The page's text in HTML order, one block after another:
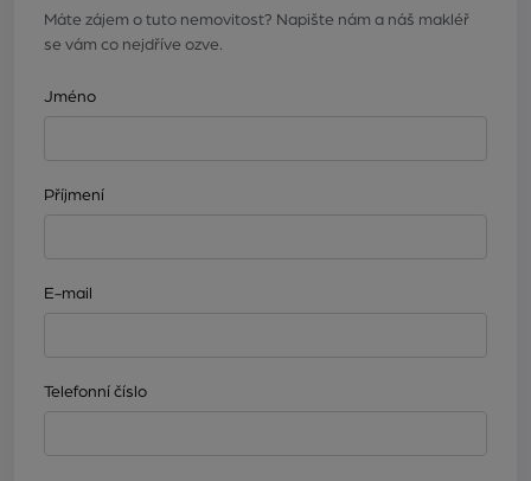
Máte zájem o tuto nemovitost? Napište nám a náš makléř
se vám co nejdříve ozve.
Jméno
Příjmení
E-mail
Telefonní číslo